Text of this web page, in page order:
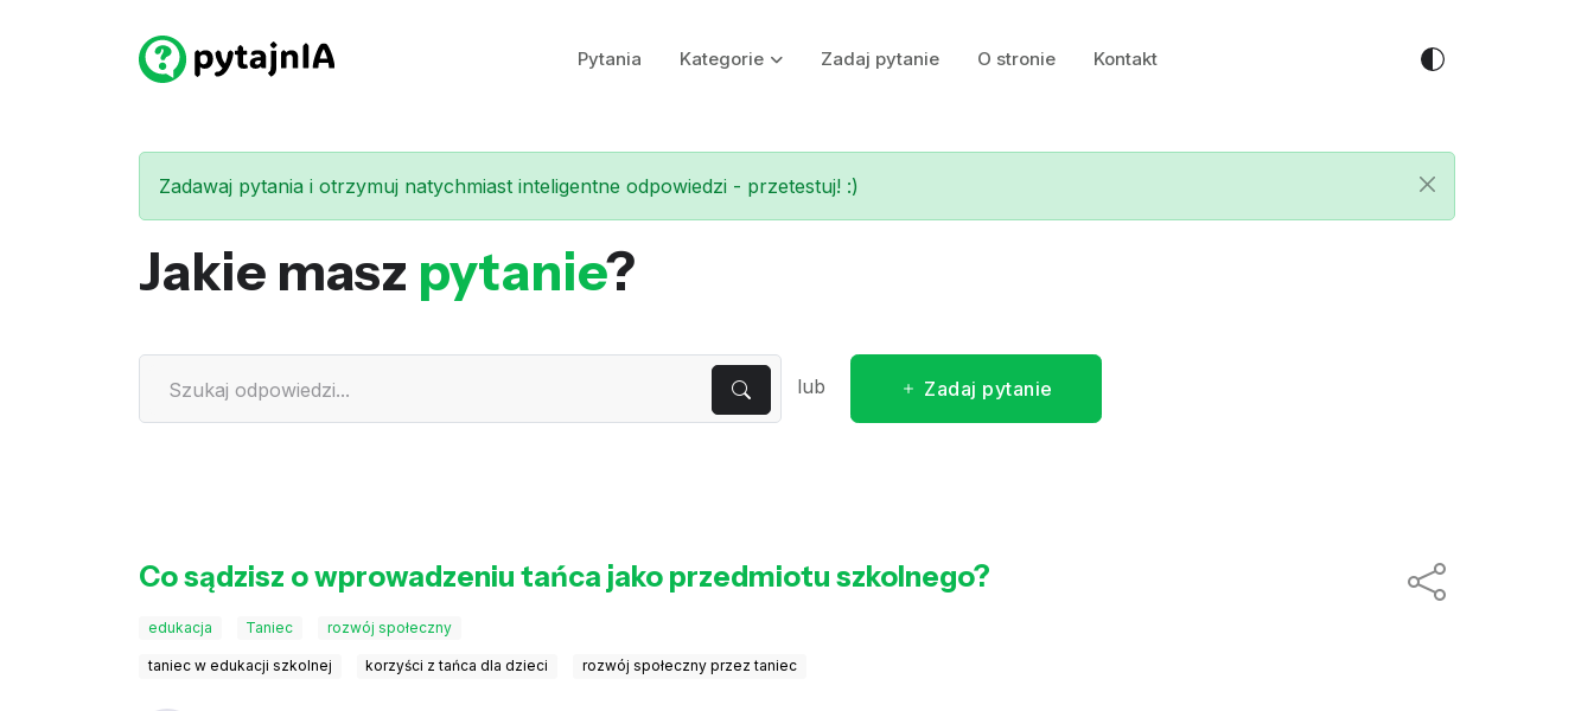
Pytania Kategorie Zadaj pytanie O stronie Kontakt
Zadawaj pytania i otrzymuj natychmiast inteligentne odpowiedzi - przetestuj! :)
Jakie masz pytanie?
lub Zadaj pytanie
Co sądzisz o wprowadzeniu tańca jako przedmiotu szkolnego?
edukacja Taniec rozwój społeczny
taniec w edukacji szkolnej korzyści z tańca dla dzieci rozwój społeczny przez taniec